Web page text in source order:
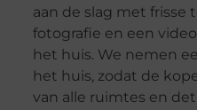
aan de slag met frisse
fotografie en een
het huis. We nemen
het huis, zodat de
van alle ruimtes en